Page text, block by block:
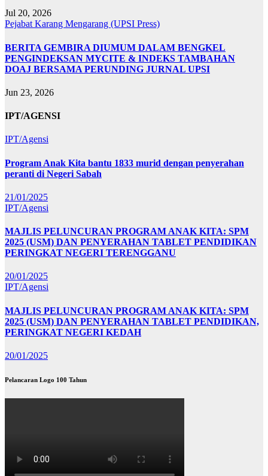
Jul 20, 2026
Pejabat Karang Mengarang (UPSI Press)
BERITA GEMBIRA DIUMUM DALAM BENGKEL
PENGINDEKSAN MYCITE & INDEKS TAMBAHAN
DOAJ BERSAMA PERUNDING JURNAL UPSI
Jun 23, 2026
IPT/AGENSI
IPT/Agensi
Program Anak Kita bantu 1833 murid dengan penyerahan
peranti di Negeri Sabah
21/01/2025
IPT/Agensi
MAJLIS PELUNCURAN PROGRAM ANAK KITA: SPM
2025 (USM) DAN PENYERAHAN TABLET PENDIDIKAN
PERINGKAT NEGERI TERENGGANU
20/01/2025
IPT/Agensi
MAJLIS PELUNCURAN PROGRAM ANAK KITA: SPM
2025 (USM) DAN PENYERAHAN TABLET PENDIDIKAN,
PERINGKAT NEGERI KEDAH
20/01/2025
Pelancaran Logo 100 Tahun